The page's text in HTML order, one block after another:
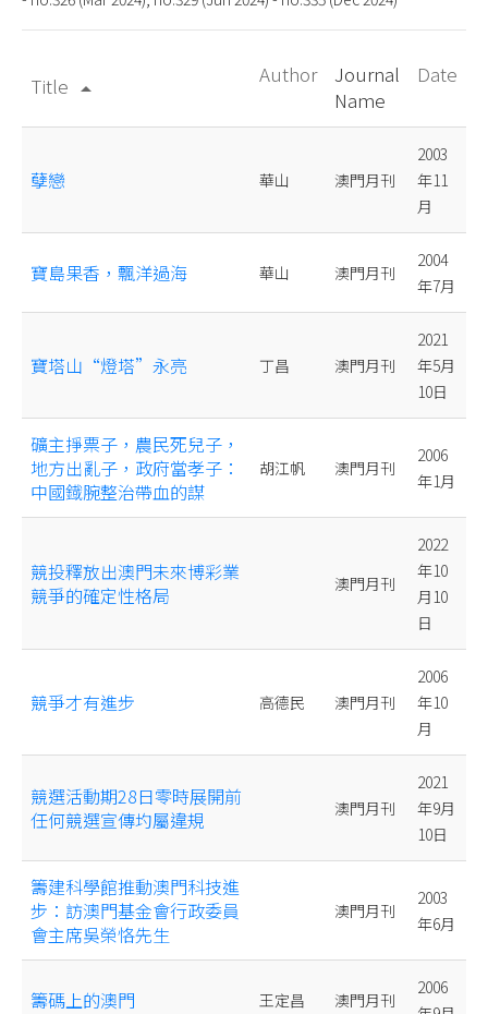
Title arrow_drop_up
Author
Journal
Name
Date
孽戀 華山 澳門月刊
2003
年11
月
寶島果香，飄洋過海 華山 澳門月刊
2004
年7月
寶塔山“燈塔”永亮 丁昌 澳門月刊
2021
年5月
10日
礦主掙票子，農民死兒子，
地方出亂子，政府當孝子：
中國鐡腕整治帶血的謀
胡江帆 澳門月刊
2006
年1月
競投釋放出澳門未來博彩業
競爭的確定性格局
澳門月刊
2022
年10
月10
日
競爭才有進步 高德民 澳門月刊
2006
年10
月
競選活動期28日零時展開前
任何競選宣傳圴屬違規
澳門月刊
2021
年9月
10日
籌建科學館推動澳門科技進
步：訪澳門基金會行政委員
會主席吳榮恪先生
澳門月刊
2003
年6月
籌碼上的澳門 王定昌 澳門月刊
2006